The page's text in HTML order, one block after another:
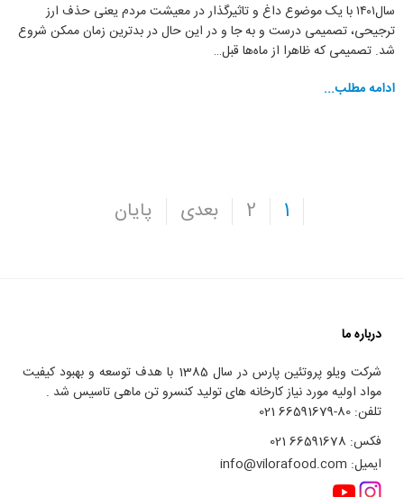
سال۱۴۰۱ با یک موضوع داغ و تاثیرگذار در معیشت مردم یعنی حذف ارز
ترجیحی، تصمیمی درست و به جا و در این حال در بدترین زمان ممکن شروع
شد. تصمیمی که ظاهرا از ماه‌ها قبل…
ادامه مطلب...
1
2 بعدی پایان
درباره ما
شرکت ویلو پروتئین پارس در سال 1385 با هدف توسعه و بهبود کیفیت
مواد اولیه مورد نیاز کارخانه های تولید کنسرو تن ماهی تاسیس شد .
تلفن: 80-66591679 021
فکس: 66591678 021
ایمیل: info@vilorafood.com